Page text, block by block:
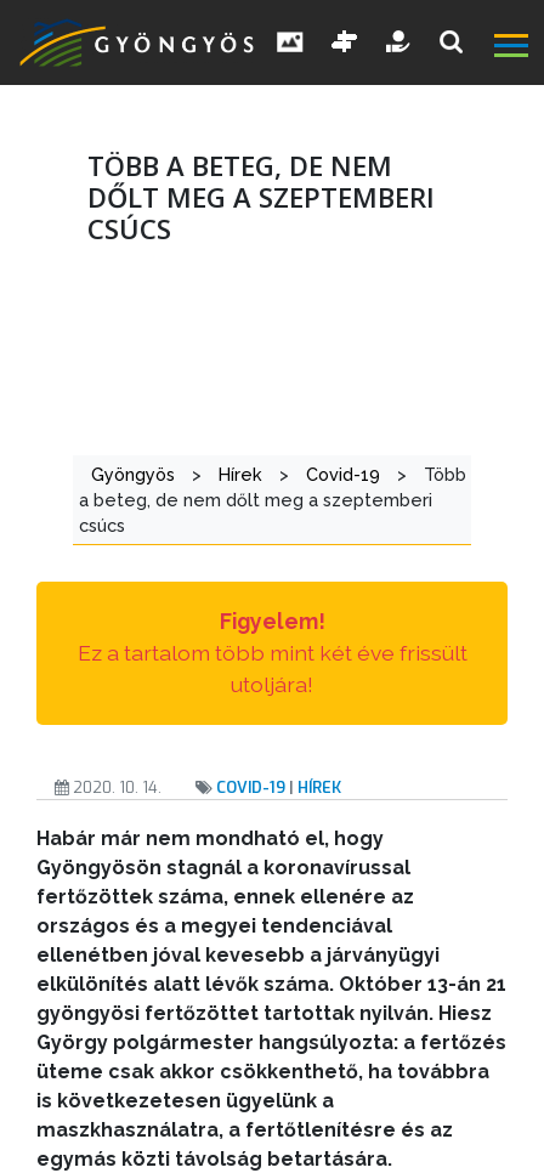
KIEMELT
LÁTVÁNYOSSÁGOK
INFORMÁCIÓK
HASZNOS
KVÍZ
TÖBB A BETEG, DE NEM
DŐLT MEG A SZEPTEMBERI
CSÚCS
Gyöngyös > Hírek > Covid-19 >
Több
a beteg, de nem dőlt meg a szeptemberi
csúcs
Figyelem!
Ez a tartalom több mint két éve frissült
utoljára!
2020. 10. 14. COVID-19 | HÍREK
Habár már nem mondható el, hogy
Gyöngyösön stagnál a koronavírussal
fertőzöttek száma, ennek ellenére az
országos és a megyei tendenciával
ellenétben jóval kevesebb a járványügyi
elkülönítés alatt lévők száma. Október 13-án 21
gyöngyösi fertőzöttet tartottak nyilván. Hiesz
György polgármester hangsúlyozta: a fertőzés
üteme csak akkor csökkenthető, ha továbbra
is következetesen ügyelünk a
maszkhasználatra, a fertőtlenítésre és az
egymás közti távolság betartására.